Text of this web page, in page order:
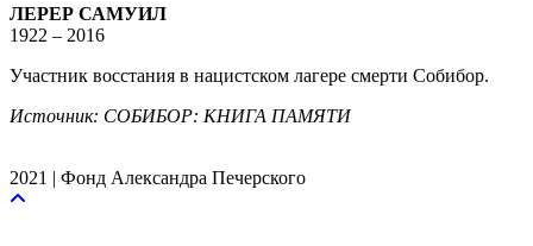
ЛЕРЕР САМУИЛ
1922 – 2016
Участник восстания в нацистском лагере смерти Собибор.
Источник: СОБИБОР: КНИГА ПАМЯТИ
2021 | Фонд Александра Печерского